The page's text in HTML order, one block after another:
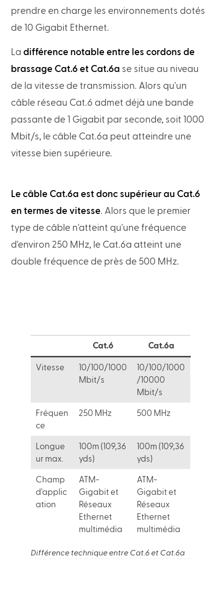
prendre en charge les environnements dotés
de 10 Gigabit Ethernet.
Ladifférence notable entre les cordons de
brassage Cat.6 et Cat.6a se situe au niveau
de la vitesse de transmission. Alors qu'un
câble réseau Cat.6 admet déjà une bande
passante de 1 Gigabit par seconde, soit 1000
Mbit/s, le câble Cat.6a peut atteindre une
vitesse bien supérieure.
Le câble Cat.6a est donc supérieur au Cat.6
en termes de vitesse. Alors que le premier
type de câble n'atteint qu'une fréquence
d'environ 250 MHz, le Cat.6a atteint une
double fréquence de près de 500 MHz.
Cat.6 Cat.6a
Vitesse
10/100/1000
Mbit/s
10/100/1000
/10000
Mbit/s
Fréquen
ce
250 MHz 500 MHz
Longue
ur max.
100m (109,36
yds)
100m (109,36
yds)
Champ
d'applic
ation
ATM-
Gigabit et
Réseaux
Ethernet
multimédia
ATM-
Gigabit et
Réseaux
Ethernet
multimédia
Différence technique entre Cat.6 et Cat.6a